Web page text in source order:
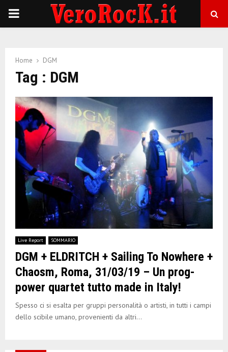
P
M
A
R
N
U
Home DGM
Tag : DGM
Live Report SOMMARIO
DGM + ELDRITCH + Sailing To Nowhere +
Chaosm, Roma, 31/03/19 – Un prog-
power quartet tutto made in Italy!
Spesso ci si esalta per gruppi personalità o artisti, in tutti i campi
dello scibile umano, provenienti da altri...